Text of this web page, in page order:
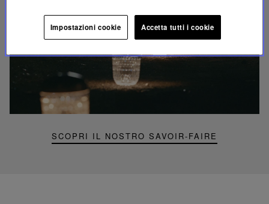
SCOPRI IL NOSTRO SAVOIR-FAIRE
Riproduci
video
YouTube,
lampada
portatile
mini
Impostazioni cookie Accetta tutti i cookie